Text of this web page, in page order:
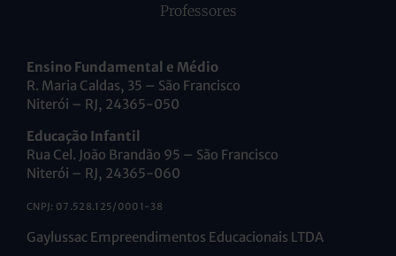
Professores
Ensino Fundamental e Médio
R. Maria Caldas, 35 – São Francisco
Niterói – RJ, 24365-050
Educação Infantil
Rua Cel. João Brandão 95 – São Francisco
Niterói – RJ, 24365-060
CNPJ: 07.528.125/0001-38
Gaylussac Empreendimentos Educacionais LTDA